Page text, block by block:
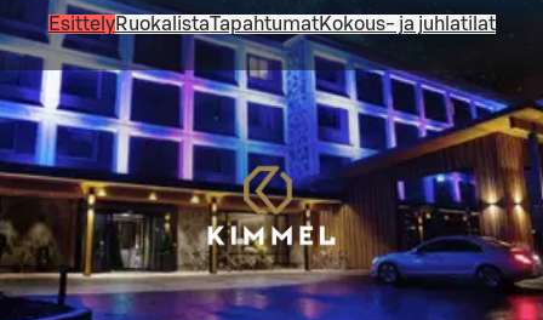
EsittelyRuokalistaTapahtumatKokous- ja juhlatilat